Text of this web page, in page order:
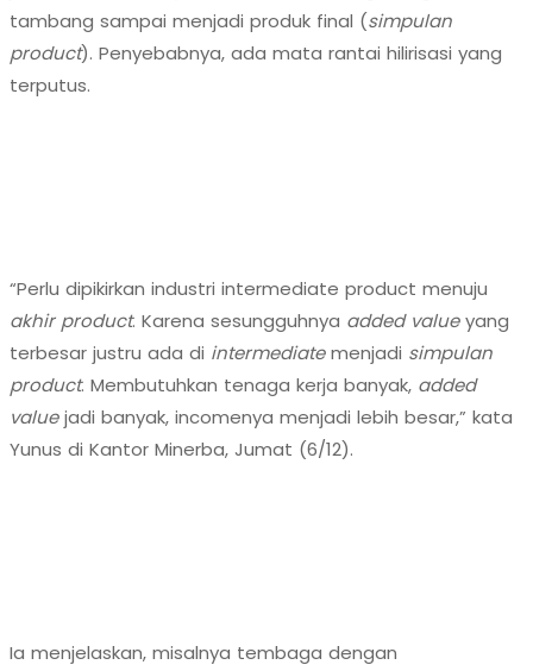
tambang sampai menjadi produk final (simpulan
product). Penyebabnya, ada mata rantai hilirisasi yang
terputus.
“Perlu dipikirkan industri intermediate product menuju
akhir product. Karena sesungguhnya added valueyang
terbesar justru ada di intermediatemenjadi simpulan
product. Membutuhkan tenaga kerja banyak, added
valuejadi banyak, incomenya menjadi lebih besar,” kata
Yunus di Kantor Minerba, Jumat (6/12).
Ia menjelaskan, misalnya tembaga dengan